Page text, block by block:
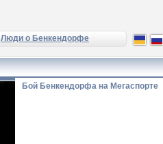
Люди о Бенкендорфе
Бой Бенкендорфа на Мегаспорте